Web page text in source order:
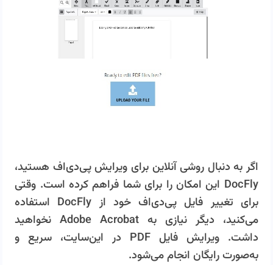
اگر به دنبال روشی آنلاین برای ویرایش پی‌دی‌اف هستید،
DocFly این امکان را برای شما فراهم کرده است. وقتی
برای تغییر فایل پی‌دی‌اف خود از DocFly استفاده
می‌کنید، دیگر نیازی به Adobe Acrobat نخواهید
داشت. ویرایش فایل PDF در این‌سایت، سریع و
به‌صورت رایگان انجام می‌شود.